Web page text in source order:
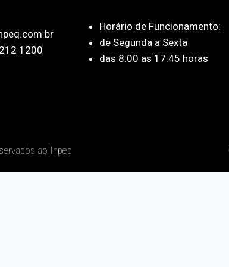
1200
Horário de Funcionamento:
de Segunda a Sexta
das 8:00 as 17:45 horas
ao Inpeq